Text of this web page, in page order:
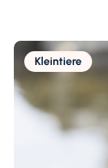
Kleintiere